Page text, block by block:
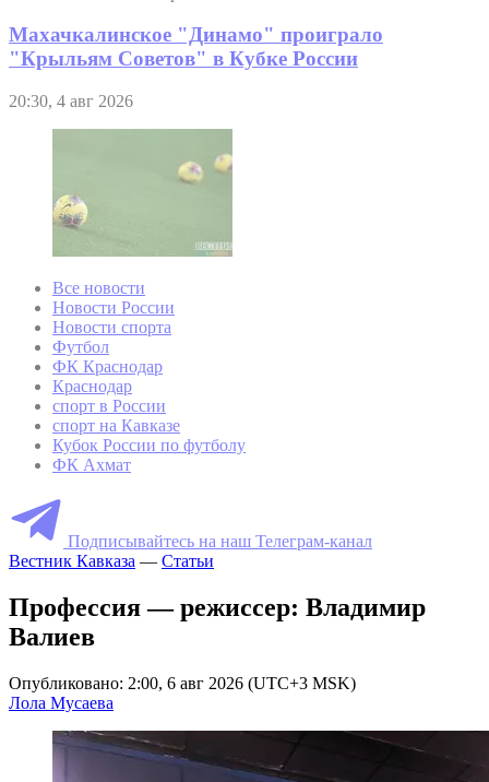
Махачкалинское "Динамо" проиграло
"Крыльям Советов" в Кубке России
20:30, 4 авг 2026
Все новости
Новости России
Новости спорта
Футбол
ФК Краснодар
Краснодар
спорт в России
спорт на Кавказе
Кубок России по футболу
ФК Ахмат
Подписывайтесь на наш Телеграм-канал
Вестник Кавказа — Статьи
Профессия — режиссер: Владимир
Валиев
Опубликовано: 2:00, 6 авг 2026 (UTC+3 MSK)
Лола Мусаева